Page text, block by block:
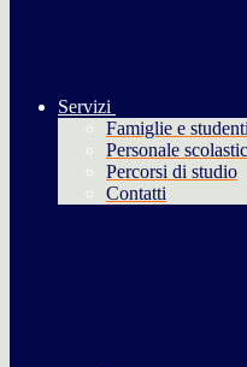
Servizi
Famiglie e studenti
Personale
Percorsi di studio
Contatti